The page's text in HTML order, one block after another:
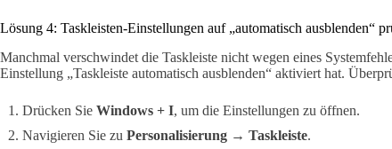
Lösung 4: Taskleisten-Einstellungen auf „automatisch ausblenden“
Manchmal verschwindet die Taskleiste nicht wegen eines
Einstellung „Taskleiste automatisch ausblenden“ aktiviert hat.
Drücken Sie Windows + I, um die Einstellungen zu öffnen.
Navigieren Sie zu Personalisierung → Taskleiste.